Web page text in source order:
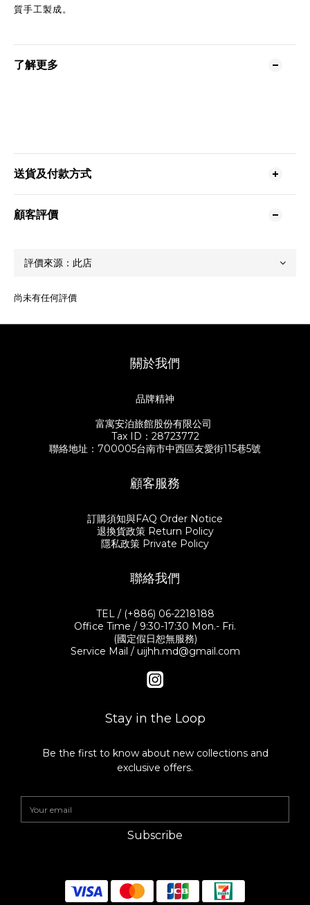
質手工製成。
了解更多
送貨及付款方式
顧客評價
尚未有任何評價
關於我們
品牌精神
富寓安泊旅館股份有限公司
Tax ID：28723772
聯絡地址：700005台南市中西區友愛街115巷5號
顧客服務
訂購須知與FAQ Order Notice
退換貨政策 Return Policy
隱私政策 Private Policy
聯絡我們
TEL / (+886) 06-2218188
Office Time / 9:30-17:30 Mon.- Fri.
(國定假日恕無服務)
Service Mail / uijhh.md@gmail.com
Stay in the Loop
Be the first to know about new collections and
exclusive offers.
Subscribe